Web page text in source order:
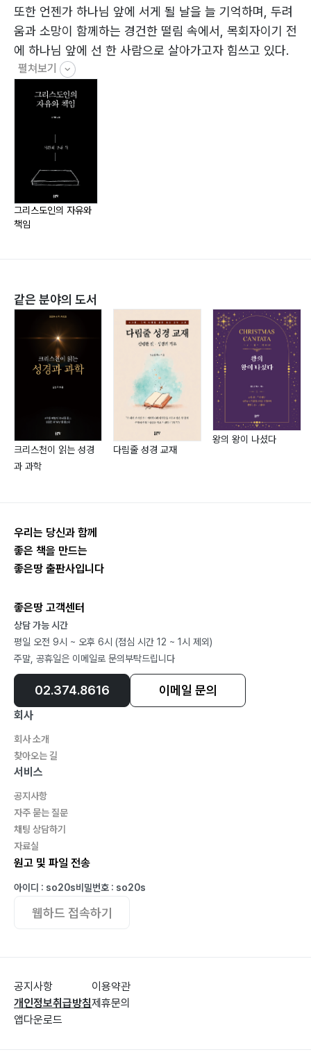
은혜와 책임 1
누가복음 15장 1-10절
은혜와 책임 2
누가복음 15장 11-32절
이사야 8장 16-18절
‘왜’를 넘어 ‘어떻게’의 자리로
요한복음 3장 16-21절
가장 중요한 실력; 해석력
이사야 50장 1-11절
또한 언젠가 하나님 앞에 서게 될 날을 늘 기억하며, 두려
움과 소망이 함께하는 경건한 떨림 속에서, 목회자이기 전
에 하나님 앞에 선 한 사람으로 살아가고자 힘쓰고 있다.
펼쳐보기
그리스도인의 자유와
책임
같은 분야의 도서
크리스천이 읽는 성경
과 과학
다림줄 성경 교재
왕의 왕이 나셨다
우리는 당신과 함께
좋은 책을 만드는
좋은땅 출판사입니다
좋은땅 고객센터
상담 가능 시간
평일 오전 9시 ~ 오후 6시 (점심 시간 12 ~ 1시 제외)
주말, 공휴일은 이메일로 문의부탁드립니다
02.374.8616 이메일 문의
회사
회사 소개
찾아오는 길
서비스
공지사항
자주 묻는 질문
채팅 상담하기
자료실
원고 및 파일 전송
아이디 : so20s비밀번호 : so20s
웹하드 접속하기
공지사항
개인정보취급방침
앱다운로드
이용약관
제휴문의